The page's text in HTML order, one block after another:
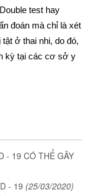
test hay
đoán mà chỉ là xét
ở thai nhi, do đó,
kỳ tại các cơ sở y
- 19 CÓ THỂ GÂY
- 19 (25/03/2020)